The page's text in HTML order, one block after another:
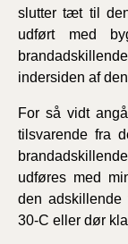
slutter tæt til
udført med
indersiden af
For så vidt
tilsvarende fra
udføres med
den
30-C eller dør